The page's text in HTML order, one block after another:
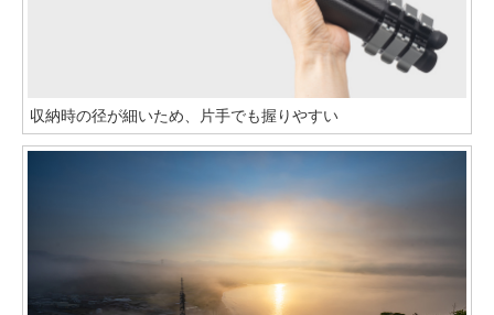
収納時の径が細いため、片手でも握りやすい